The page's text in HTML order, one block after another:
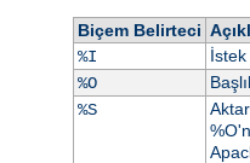
Biçem Belirteci
%I
İstek
%O
%S